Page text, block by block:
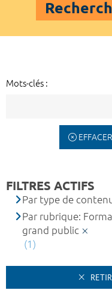
Mots-clés :
EFFACER
FILTRES ACTIFS
Par type de
Par rubrique:
grand public
(1)